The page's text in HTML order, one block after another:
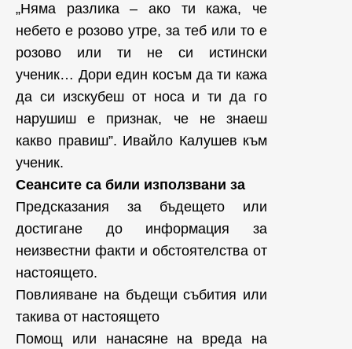
„Няма разлика – ако ти кажа, че
небето е розово утре, за теб или то е
розово или ти не си истински
ученик… Дори един косъм да ти кажа
да си изскубеш от носа и ти да го
нарушиш е признак, че не знаеш
какво правиш”. Ивайло Калушев към
ученик.
Сеансите са били използвани за
Предсказания за бъдещето или
достигане до информация за
неизвестни факти и обстоятелства от
настоящето.
Повлияване на бъдещи събития или
такива от настоящето
Помощ или нанасяне на вреда на